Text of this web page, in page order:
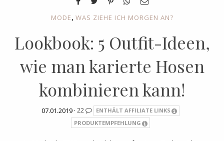
MODE, WAS ZIEHE ICH MORGEN AN?
Lookbook: 5 Outfit-Ideen,
wie man karierte Hosen
kombinieren kann!
07.01.2019 · 22
ENTHÄLT AFFILIATE LINKS
PRODUKTEMPFEHLUNG